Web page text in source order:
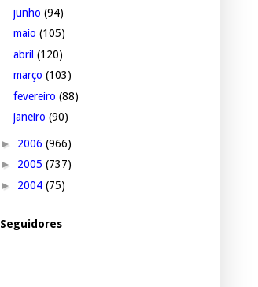
junho (94)
maio (105)
abril (120)
março (103)
fevereiro (88)
janeiro (90)
► 2006 (966)
► 2005 (737)
► 2004 (75)
Seguidores